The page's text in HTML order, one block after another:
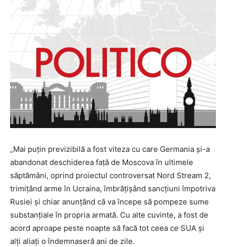
„Mai puțin previzibilă a fost viteza cu care Germania și-a
abandonat deschiderea față de Moscova în ultimele
săptămâni, oprind proiectul controversat Nord Stream 2,
trimițând arme în Ucraina, îmbrățișând sancțiuni împotriva
Rusiei și chiar anunțând că va începe să pompeze sume
substanțiale în propria armată. Cu alte cuvinte, a fost de
acord aproape peste noapte să facă tot ceea ce SUA și
alți aliați o îndemnaseră ani de zile.